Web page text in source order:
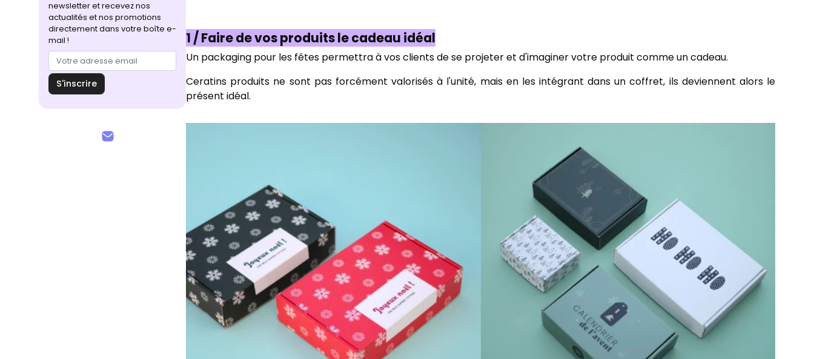
newsletter et recevez nos
actualités et nos promotions
directement dans votre boîte e-
mail !
S'inscrire
1 / Faire de vos produits le cadeau idéal
Un packaging pour les fêtes permettra à vos clients de se projeter et d'imaginer votre produit comme un cadeau.
Ceratins produits ne sont pas forcément valorisés à l'unité, mais en les intégrant dans un coffret, ils deviennent alors le
présent idéal.